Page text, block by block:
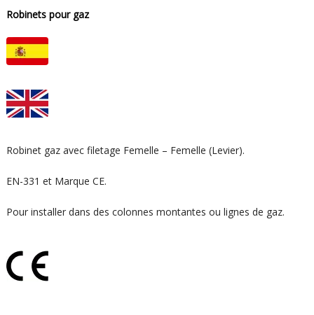
Robinets pour gaz
Robinet gaz avec filetage Femelle – Femelle (Levier).
EN-331 et Marque CE.
Pour installer dans des colonnes montantes ou lignes de gaz.